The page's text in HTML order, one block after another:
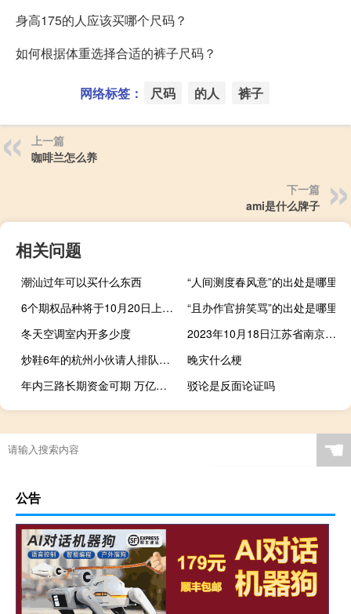
身高175的人应该买哪个尺码？
如何根据体重选择合适的裤子尺码？
网络标签： 尺码 的人 裤子
上一篇
咖啡兰怎么养
下一篇
ami是什么牌子
相关问题
潮汕过年可以买什么东西
“人间测度春风意”的出处是哪里
6个期权品种将于10月20日上市 全市场品种总量有望突破130个
“且办作官拚笑骂”的出处是哪里
冬天空调室内开多少度
2023年10月18日江苏省南京市疫情大数据-今日/今天疫情全网搜索最新实时消息动态情况通知播报
炒鞋6年的杭州小伙请人排队卖号一天赚一两万
晚灾什么梗
年内三路长期资金可期 万亿元增量资金为A股“压舱”
驳论是反面论证吗
☚
公告